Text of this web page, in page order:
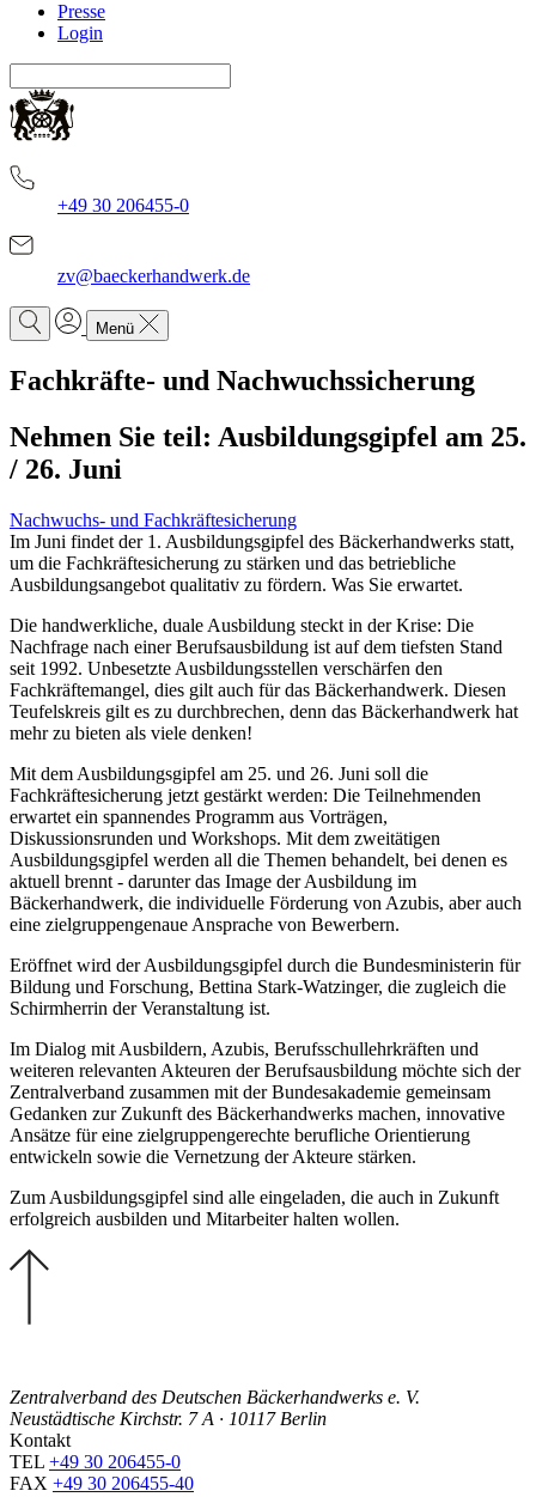
Presse
Login
+49 30 206455-0
zv@baeckerhandwerk.de
Menü
Fachkräfte- und Nachwuchssicherung
Nehmen Sie teil: Ausbildungsgipfel am 25.
/ 26. Juni
Nachwuchs- und Fachkräftesicherung
Im Juni findet der 1. Ausbildungsgipfel des Bäckerhandwerks statt,
um die Fachkräftesicherung zu stärken und das betriebliche
Ausbildungsangebot qualitativ zu fördern. Was Sie erwartet.
Die handwerkliche, duale Ausbildung steckt in der Krise: Die
Nachfrage nach einer Berufsausbildung ist auf dem tiefsten Stand
seit 1992. Unbesetzte Ausbildungsstellen verschärfen den
Fachkräftemangel, dies gilt auch für das Bäckerhandwerk. Diesen
Teufelskreis gilt es zu durchbrechen, denn das Bäckerhandwerk hat
mehr zu bieten als viele denken!
Mit dem Ausbildungsgipfel am 25. und 26. Juni soll die
Fachkräftesicherung jetzt gestärkt werden: Die Teilnehmenden
erwartet ein spannendes Programm aus Vorträgen,
Diskussionsrunden und Workshops. Mit dem zweitätigen
Ausbildungsgipfel werden all die Themen behandelt, bei denen es
aktuell brennt - darunter das Image der Ausbildung im
Bäckerhandwerk, die individuelle Förderung von Azubis, aber auch
eine zielgruppengenaue Ansprache von Bewerbern.
Eröffnet wird der Ausbildungsgipfel durch die Bundesministerin für
Bildung und Forschung, Bettina Stark-Watzinger, die zugleich die
Schirmherrin der Veranstaltung ist.
Im Dialog mit Ausbildern, Azubis, Berufsschullehrkräften und
weiteren relevanten Akteuren der Berufsausbildung möchte sich der
Zentralverband zusammen mit der Bundesakademie gemeinsam
Gedanken zur Zukunft des Bäckerhandwerks machen, innovative
Ansätze für eine zielgruppengerechte berufliche Orientierung
entwickeln sowie die Vernetzung der Akteure stärken.
Zum Ausbildungsgipfel sind alle eingeladen, die auch in Zukunft
erfolgreich ausbilden und Mitarbeiter halten wollen.
Zentralverband des Deutschen Bäckerhandwerks e. V.
Neustädtische Kirchstr. 7 A · 10117 Berlin
Kontakt
TEL +49 30 206455-0
FAX +49 30 206455-40